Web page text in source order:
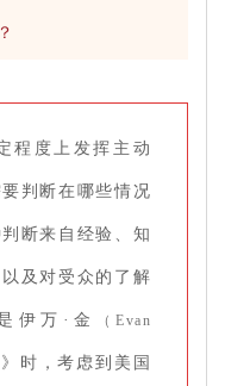
程度上发挥主动
判断在哪些情况
断来自经验、知
及对受众的了解
伊万·金 （Evan
时，考虑到美国